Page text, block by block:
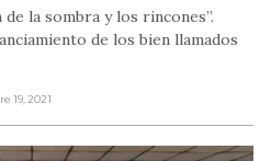
la sombra y los rincones”.
de los bien llamados
19, 2021